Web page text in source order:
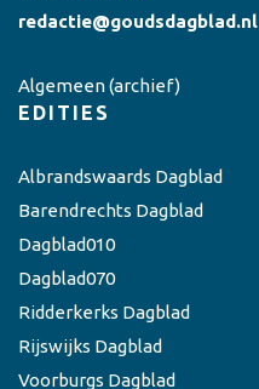
redactie@goudsdagblad.nl
Algemeen(archief)
EDITIES
Albrandswaards Dagblad
Barendrechts Dagblad
Dagblad010
Dagblad070
Ridderkerks Dagblad
Rijswijks Dagblad
Voorburgs Dagblad